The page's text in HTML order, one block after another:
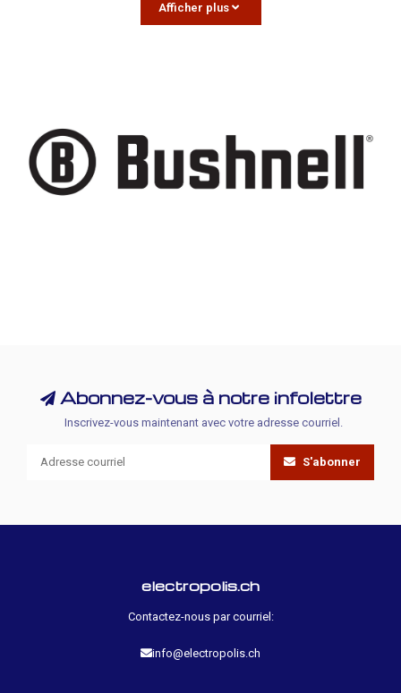
Afficher plus
Abonnez-vous à notre infolettre
Inscrivez-vous maintenant avec votre adresse courriel.
S'abonner
electropolis.ch
Contactez-nous par courriel:
info@electropolis.ch